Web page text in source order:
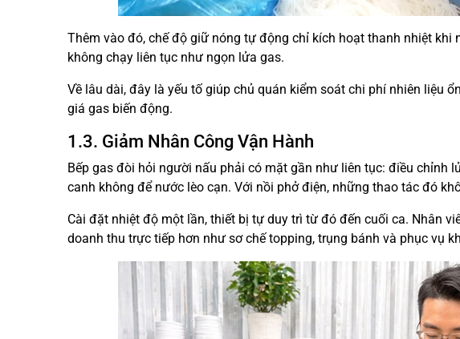
Thêm vào đó, chế độ giữ nóng tự động chỉ kích hoạt thanh nhiệt
không chạy liên tục như ngọn lửa gas.
Về lâu dài, đây là yếu tố giúp chủ quán kiểm soát chi phí nhiên liệu
giá gas biến động.
1.3. Giảm Nhân Công Vận Hành
Bếp gas đòi hỏi người nấu phải có mặt gần như liên tục: điều chỉnh
canh không để nước lèo cạn. Với nồi phở điện, những thao tác đó
Cài đặt nhiệt độ một lần, thiết bị tự duy trì từ đó đến cuối ca. Nhân
doanh thu trực tiếp hơn như sơ chế topping, trụng bánh và phục vụ